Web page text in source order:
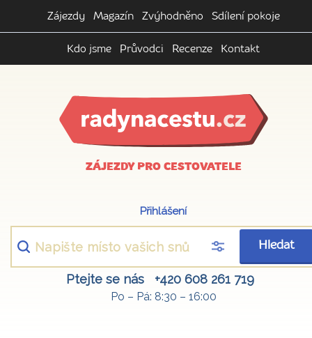
Zájezdy Magazín Zvýhodněno Sdílení pokoje
Kdo jsme Průvodci Recenze Kontakt
ZÁJEZDY PRO CESTOVATELE
Přihlášení
Hledat
Ptejte se nás +420 608 261 719
Po – Pá: 8:30 – 16:00